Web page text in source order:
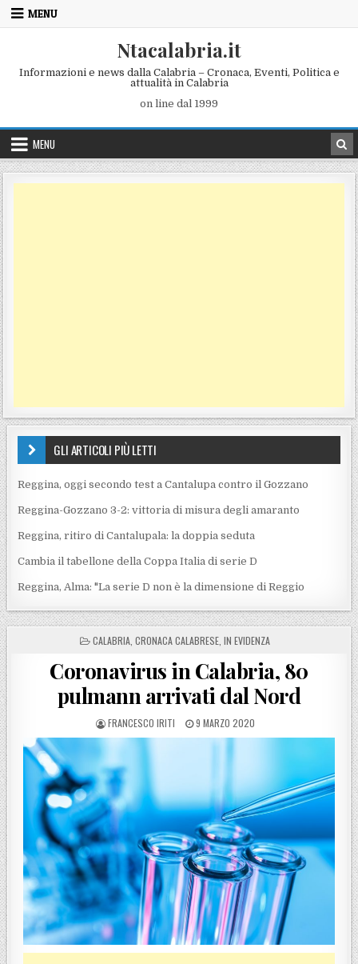
Skip to content
MENU
Ntacalabria.it
Informazioni e news dalla Calabria – Cronaca, Eventi, Politica e
attualità in Calabria
on line dal 1999
MENU
GLI ARTICOLI PIÙ LETTI
Reggina, oggi secondo test a Cantalupa contro il Gozzano
Reggina-Gozzano 3-2: vittoria di misura degli amaranto
Reggina, ritiro di Cantalupala: la doppia seduta
Cambia il tabellone della Coppa Italia di serie D
Reggina, Alma: "La serie D non è la dimensione di Reggio
POSTED IN
CALABRIA CRONACA CALABRESE IN EVIDENZA
Coronavirus in Calabria, 80
pulmann arrivati dal Nord
POSTED BY
FRANCESCO IRITI POSTED ON
9 MARZO 2020